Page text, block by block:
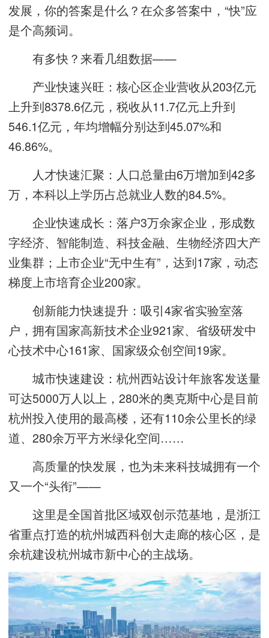
发展，你的答案是什么？在众多答案中，“快”应
是个高频词。
有多快？来看几组数据——
产业快速兴旺：核心区企业营收从203亿元
上升到8378.6亿元，税收从11.7亿元上升到
546.1亿元，年均增幅分别达到45.07%和
46.86%。
人才快速汇聚：人口总量由6万增加到42多
万，本科以上学历占总就业人数的84.5%。
企业快速成长：落户3万余家企业，形成数
字经济、智能制造、科技金融、生物经济四大产
业集群；上市企业“无中生有”，达到17家，动态
梯度上市培育企业200家。
创新能力快速提升：吸引4家省实验室落
户，拥有国家高新技术企业921家、省级研发中
心技术中心161家、国家级众创空间19家。
城市快速建设：杭州西站设计年旅客发送量
可达5000万人以上，280米的奥克斯中心是目前
杭州投入使用的最高楼，还有110余公里长的绿
道、280余万平方米绿化空间……
高质量的快发展，也为未来科技城拥有一个
又一个“头衔”——
这里是全国首批区域双创示范基地，是浙江
省重点打造的杭州城西科创大走廊的核心区，是
余杭建设杭州城市新中心的主战场。